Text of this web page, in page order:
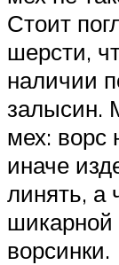
Стоит
шерсти,
наличии
залысин.
мех: ворс
иначе
линять, а
шикарной
ворсинки.